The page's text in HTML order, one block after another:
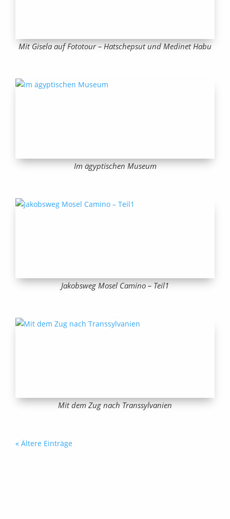
Mit Gisela auf Fototour – Hatschepsut und Medinet Habu
Im ägyptischen Museum
Jakobsweg Mosel Camino – Teil1
Mit dem Zug nach Transsylvanien
« Ältere Einträge